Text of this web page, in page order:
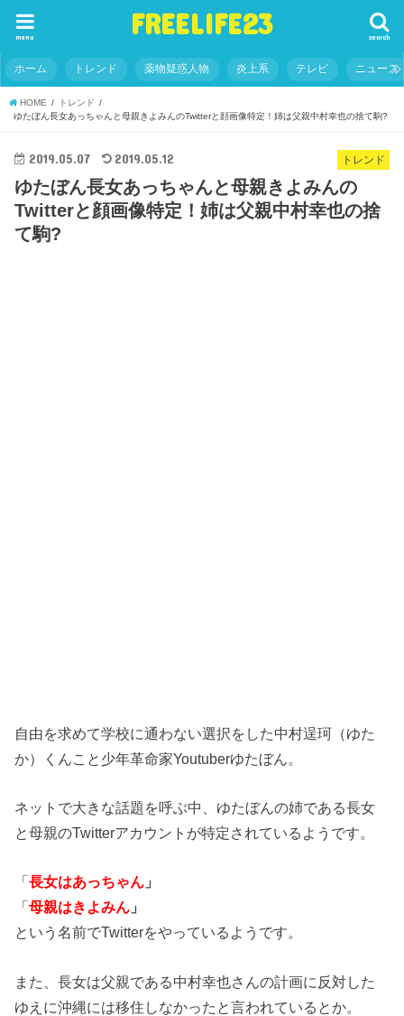
FREELIFE23 search
menu
ホーム トレンド 薬物疑惑人物 炎上系 テレビ ニュース
HOME
トレンド
ゆたぼん長女あっちゃんと母親きよみんのTwitterと顔画像特定！姉は父親中村幸也の捨て駒?
トレンド
2019.05.07 2019.05.12
ゆたぼん長女あっちゃんと母親きよみんの
Twitterと顔画像特定！姉は父親中村幸也の捨
て駒?
自由を求めて学校に通わない選択をした中村逞珂（ゆた
か）くんこと少年革命家Youtuberゆたぼん。
ネットで大きな話題を呼ぶ中、ゆたぼんの姉である長女
と母親のTwitterアカウントが特定されているようです。
「長女はあっちゃん 」
「母親はきよみん 」
という名前でTwitterをやっているようです。
また、長女は父親である中村幸也さんの計画に反対した
ゆえに沖縄には移住しなかったと言われているとか。